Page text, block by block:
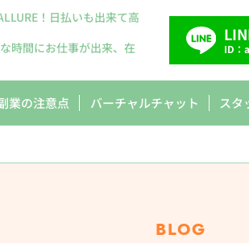
！日払いも出来て高
時間にお仕事が出来、在
ID
業の注意点 バーチャルチャット スタ
BLOG